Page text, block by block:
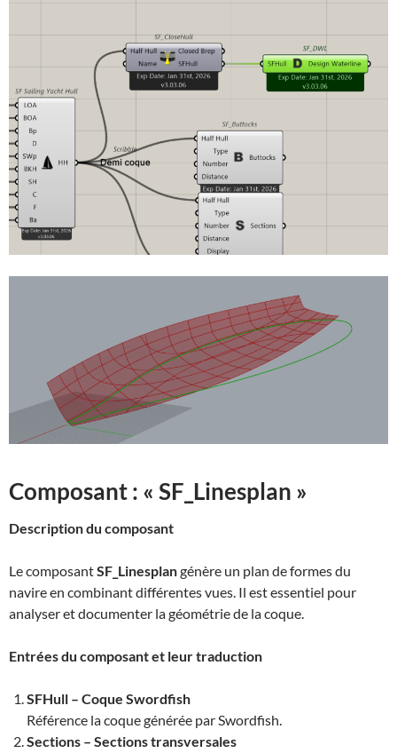
Composant : « SF_Linesplan »
Description du composant
Le composantSF_Linesplangénère un plan de formes du
navire en combinant différentes vues. Il est essentiel pour
analyser et documenter la géométrie de la coque.
Entrées du composant et leur traduction
SFHull – Coque Swordfish
Référence la coque générée par Swordfish.
Sections – Sections transversales